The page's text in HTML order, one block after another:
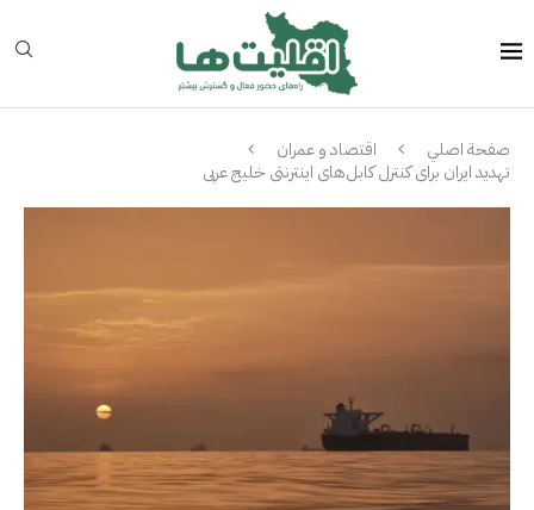
صفحة اصلي
اقتصاد و عمران
تهدید ایران برای کنترل کابل‌های اینترنتی خلیج عربى